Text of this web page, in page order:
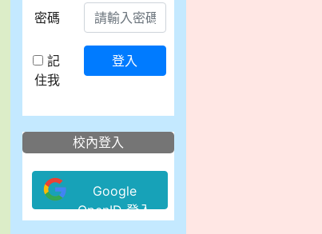
密碼
記
住我
登入
校內登入
Google
OpenID 登入